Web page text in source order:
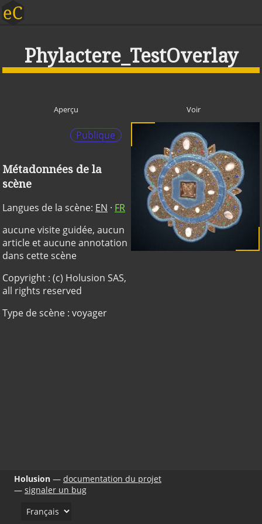
Phylactere_TestOverlay
Aperçu Voir
Publique
Métadonnées de la
scène
Langues de la scène: EN · FR
aucune visite guidée, aucun
article et aucune annotation
dans cette scène
Copyright : (c) Holusion SAS,
all rights reserved
Type de scène : voyager
Holusion
documentation du projet
signaler un bug